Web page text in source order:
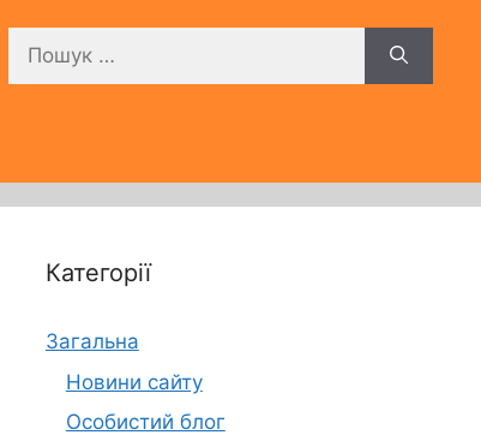
Категорії
Загальна
Новини сайту
Особистий блог